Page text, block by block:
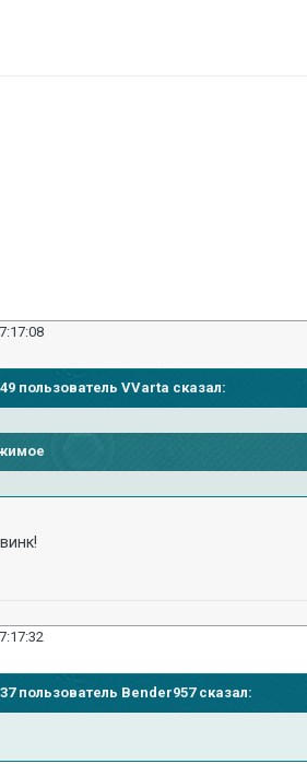
пользователь VVarta сказал:
пользователь Bender957 сказал: